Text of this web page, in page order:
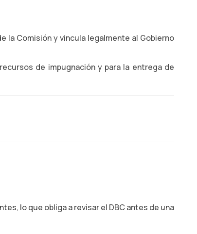
la Comisión y vincula legalmente al Gobierno
de impugnación y para la entrega de
lo que obliga a revisar el DBC antes de una